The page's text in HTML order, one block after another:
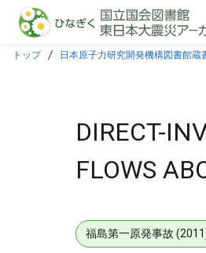
本文に飛ぶ
トップ 日本原子力研究開発機構図書館蔵
DIRECT-
FLOWS
福島第一原発事故